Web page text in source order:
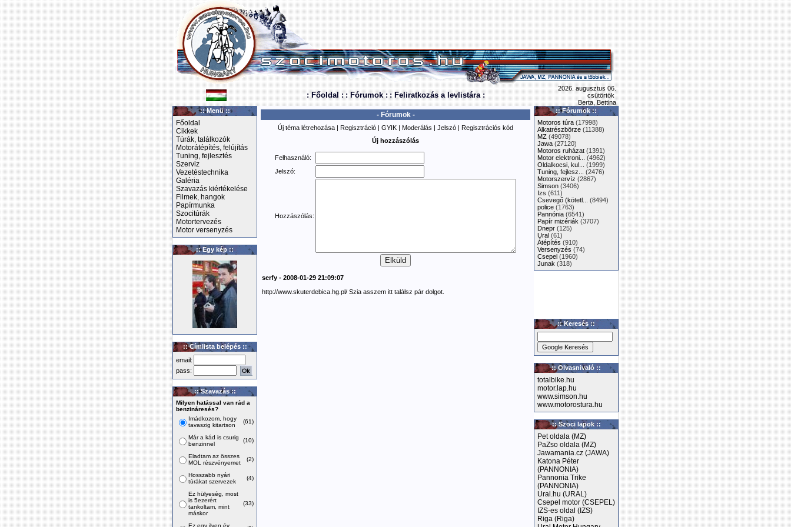
: Főoldal : : Fórumok : : Feliratkozás a levlistára :
2026. augusztus 06.
csütörtök
Berta, Bettina
:: Menü ::
Főoldal
Cikkek
Túrák, találkozók
Motorátépítés, felújítás
Tuning, fejlesztés
Szerviz
Vezetéstechnika
Galéria
Szavazás kiértékelése
Filmek, hangok
Papírmunka
Szocitúrák
Motortervezés
Motor versenyzés
:: Egy kép ::
:: Címlista belépés ::
email:
pass:
:: Szavazás ::
Milyen hatással van rád a
benzináresés?
Imádkozom, hogy
tavaszig kitartson
(61)
Már a kád is csurig
benzinnel
(10)
Eladtam az összes
MOL részvényemet
(2)
Hosszabb nyári
túrákat szervezek
(4)
Ez hülyeség, most
is 5ezerért
tankoltam, mint
máskor
(33)
Ez egy ilyen év,
- Fórumok -
Új téma létrehozása | Regisztráció | GYIK | Moderálás | Jelszó | Regisztrációs kód
Új hozzászólás
Felhasználó:
Jelszó:
Hozzászólás:
serfy - 2008-01-29 21:09:07
http://www.skuterdebica.hg.pl/ Szia asszem itt találsz pár dolgot.
:: Fórumok ::
Motoros túra (17998)
Alkatrészbörze (11388)
MZ (49078)
Jawa (27120)
Motoros ruházat (1391)
Motor elektroni...
(4962)
Oldalkocsi, kul...
(1999)
Tuning, fejlesz...
(2476)
Motorszervíz (2867)
Simson (3406)
Izs (611)
Csevegő (kötetl...
(8494)
police (1763)
Pannónia (6541)
Papír mizériák (3707)
Dnepr (125)
Ural (61)
Átépítés (910)
Versenyzés (74)
Csepel (1960)
Junak (318)
:: Keresés ::
:: Olvasnivaló ::
totalbike.hu
motor.lap.hu
www.simson.hu
www.motorostura.hu
:: Szoci lapok ::
Pet oldala (MZ)
PaZso oldala (MZ)
Jawamania.cz (JAWA)
Katona Péter
(PANNONIA)
Pannonia Trike
(PANNONIA)
Ural.hu (URAL)
Csepel motor (CSEPEL)
IZS-es oldal (IZS)
Riga (Riga)